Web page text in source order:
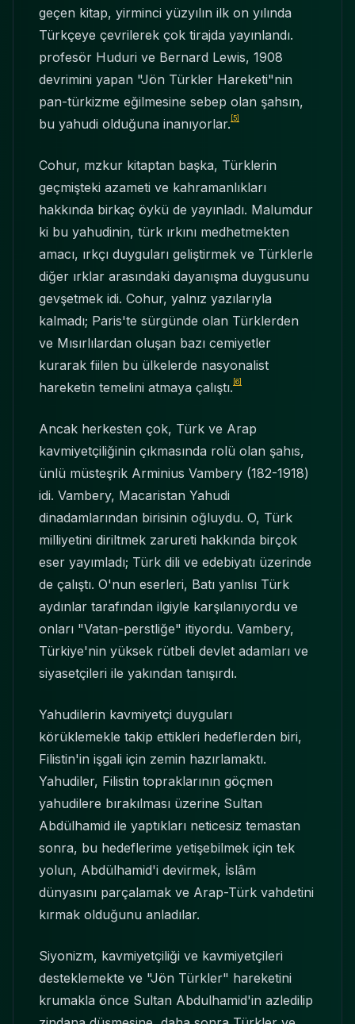
geçen kitap, yirminci yüzyılın ilk on yılında
Türkçeye çevrilerek çok tirajda yayınlandı.
profesör Huduri ve Bernard Lewis, 1908
devrimini yapan "Jön Türkler Hareketi"nin
pan-türkizme eğilmesine sebep olan şahsın,
bu yahudi olduğuna inanıyorlar. [5]
Cohur, mzkur kitaptan başka, Türklerin
geçmişteki azameti ve kahramanlıkları
hakkında birkaç öykü de yayınladı. Malumdur
ki bu yahudinin, türk ırkını medhetmekten
amacı, ırkçı duyguları geliştirmek ve Türklerle
diğer ırklar arasındaki dayanışma duygusunu
gevşetmek idi. Cohur, yalnız yazılarıyla
kalmadı; Paris'te sürgünde olan Türklerden
ve Mısırlılardan oluşan bazı cemiyetler
kurarak fiilen bu ülkelerde nasyonalist
hareketin temelini atmaya çalıştı. [6]
Ancak herkesten çok, Türk ve Arap
kavmiyetçiliğinin çıkmasında rolü olan şahıs,
ünlü müsteşrik Arminius Vambery (182-1918)
idi. Vambery, Macaristan Yahudi
dinadamlarından birisinin oğluydu. O, Türk
milliyetini diriltmek zarureti hakkında birçok
eser yayımladı; Türk dili ve edebiyatı üzerinde
de çalıştı. O'nun eserleri, Batı yanlısı Türk
aydınlar tarafından ilgiyle karşılanıyordu ve
onları "Vatan-perstliğe" itiyordu. Vambery,
Türkiye'nin yüksek rütbeli devlet adamları ve
siyasetçileri ile yakından tanışırdı.
Yahudilerin kavmiyetçi duyguları
körüklemekle takip ettikleri hedeflerden biri,
Filistin'in işgali için zemin hazırlamaktı.
Yahudiler, Filistin topraklarının göçmen
yahudilere bırakılması üzerine Sultan
Abdülhamid ile yaptıkları neticesiz temastan
sonra, bu hedeflerime yetişebilmek için tek
yolun, Abdülhamid'i devirmek, İslâm
dünyasını parçalamak ve Arap-Türk vahdetini
kırmak olduğunu anladılar.
Siyonizm, kavmiyetçiliği ve kavmiyetçileri
desteklemekte ve "Jön Türkler" hareketini
krumakla önce Sultan Abdulhamid'in azledilip